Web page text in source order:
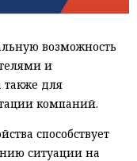
возможность
и
для
компаний.
способствует
ситуации на